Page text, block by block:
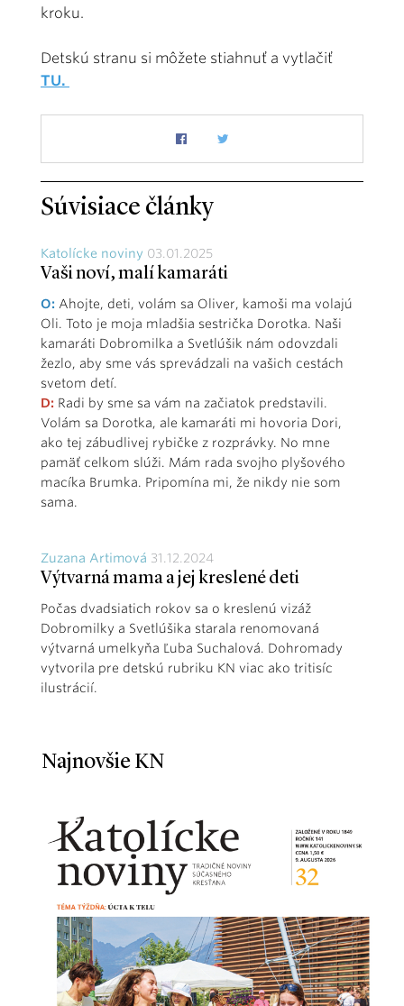
kroku.
Detskú stranu si môžete stiahnuť a vytlačiť
TU.
Súvisiace články
Katolícke noviny 03.01.2025
Vaši noví, malí kamaráti
O: Ahojte, deti, volám sa Oliver, kamoši ma volajú
Oli. Toto je moja mladšia sestrička Dorotka. Naši
kamaráti Dobromilka a Svetlúšik nám odovzdali
žezlo, aby sme vás sprevádzali na vašich cestách
svetom detí.
D: Radi by sme sa vám na začiatok predstavili.
Volám sa Dorotka, ale kamaráti mi hovoria Dori,
ako tej zábudlivej rybičke z rozprávky. No mne
pamäť celkom slúži. Mám rada svojho plyšového
macíka Brumka. Pripomína mi, že nikdy nie som
sama.
Zuzana Artimová 31.12.2024
Výtvarná mama a jej kreslené deti
Počas dvadsiatich rokov sa o kreslenú vizáž
Dobromilky a Svetlúšika starala renomovaná
výtvarná umelkyňa Ľuba Suchalová. Dohromady
vytvorila pre detskú rubriku KN viac ako tritisíc
ilustrácií.
Najnovšie KN